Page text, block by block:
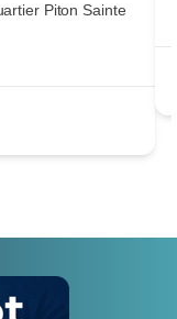
Piton Sainte